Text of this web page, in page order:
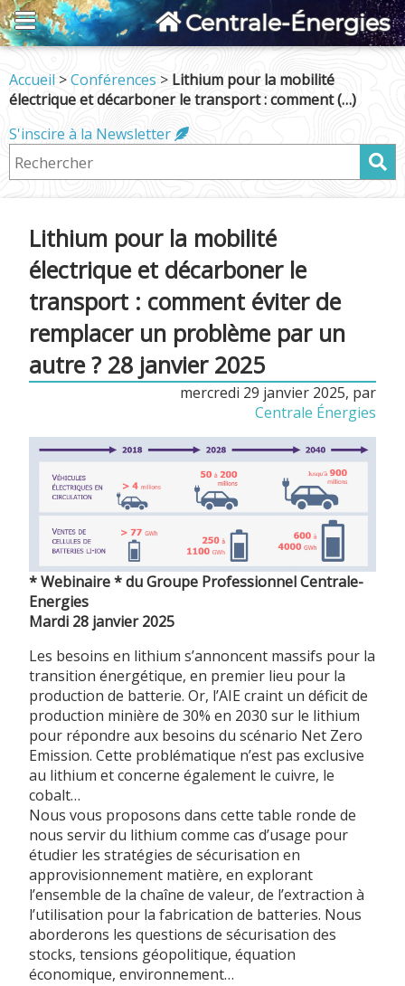
Centrale-Énergies
Accueil >Conférences > Lithium pour la mobilité
électrique et décarboner le transport : comment (…)
S'inscire à la Newsletter
Lithium pour la mobilité
électrique et décarboner le
transport : comment éviter de
remplacer un problème par un
autre ? 28 janvier 2025
mercredi 29 janvier 2025, par
Centrale Énergies
* Webinaire * du Groupe Professionnel Centrale-
Energies
Mardi 28 janvier 2025
Les besoins en lithium s’annoncent massifs pour la
transition énergétique, en premier lieu pour la
production de batterie. Or, l’AIE craint un déficit de
production minière de 30% en 2030 sur le lithium
pour répondre aux besoins du scénario Net Zero
Emission. Cette problématique n’est pas exclusive
au lithium et concerne également le cuivre, le
cobalt…
Nous vous proposons dans cette table ronde de
nous servir du lithium comme cas d’usage pour
étudier les stratégies de sécurisation en
approvisionnement matière, en explorant
l’ensemble de la chaîne de valeur, de l’extraction à
l’utilisation pour la fabrication de batteries. Nous
aborderons les questions de sécurisation des
stocks, tensions géopolitique, équation
économique, environnement…